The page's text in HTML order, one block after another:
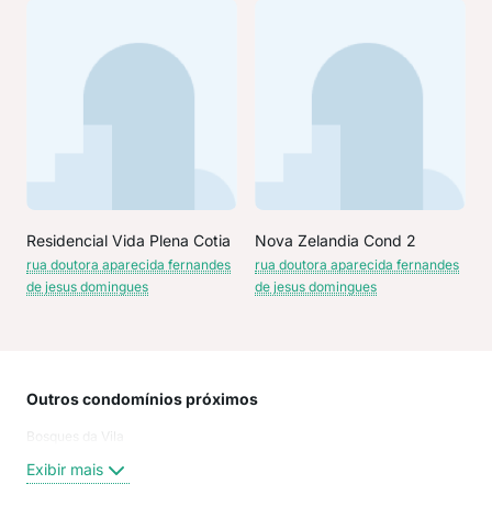
Residencial Vida Plena Cotia
rua doutora aparecida fernandes
de jesus domingues
Nova Zelandia Cond 2
rua doutora aparecida fernandes
de jesus domingues
Outros condomínios próximos
Bosques da Vila
Exibir mais